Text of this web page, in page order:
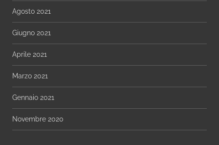
Agosto 2021
Giugno 2021
Aprile 2021
Marzo 2021
Gennaio 2021
Novembre 2020